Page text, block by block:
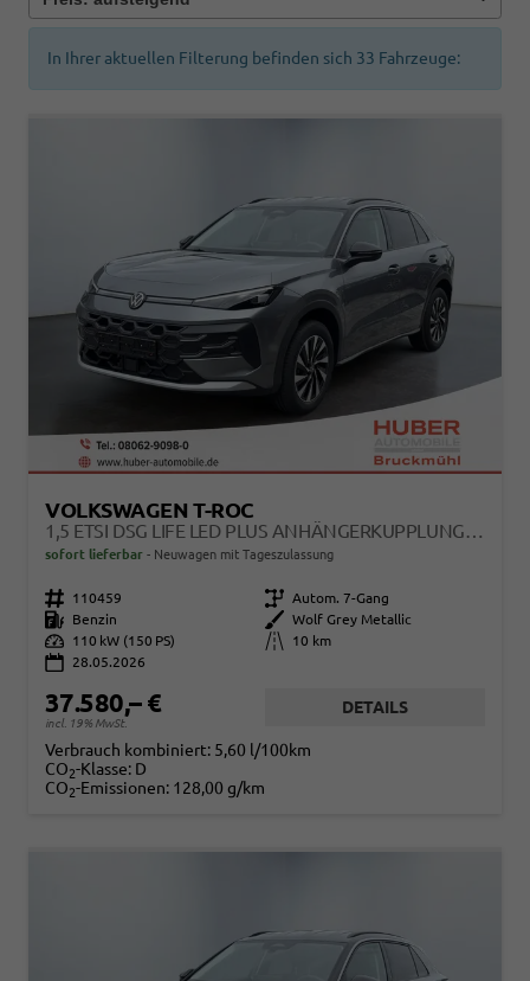
In Ihrer aktuellen Filterung befinden sich 33 Fahrzeuge:
VOLKSWAGEN T-ROC
1,5 ETSI DSG LIFE LED PLUS ANHÄNGERKUPPLUNG NAVIGATION DIGITAL PRO SITZHEIZUNG BEHEIZTES LENKRAD 17 ZOLL ALU 5J GARANTIE
sofort lieferbar Neuwagen mit Tageszulassung
Fahrzeugnr. 110459 Getriebe Autom. 7-Gang
Kraftstoff
Benzin Außenfarbe
Wolf Grey Metallic
Leistung
110 kW (150 PS) Kilometerstand
10 km
28.05.2026
37.580,– €
incl. 19% MwSt.
DETAILS
Verbrauch kombiniert: 5,60 l/100km
CO2-Klasse: D
CO2-Emissionen: 128,00 g/km